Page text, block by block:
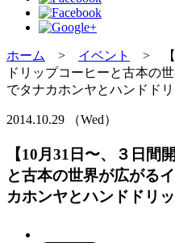
ホーム > イベント
> 【
ドリップコーヒーと古本の
でタナカホンヤとハンドド
2014.10.29 （Wed）
【10月31日〜、３日間
と古本の世界が広がる
カホンヤとハンドドリ